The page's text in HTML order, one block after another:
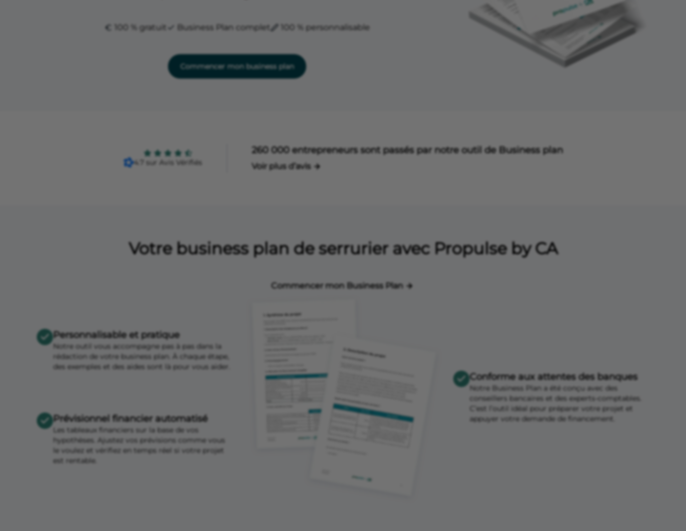
100 % gratuit Business Plan complet 100 % personnalisable
Commencer mon business plan
4.7 sur Avis Vérifiés
260 000 entrepreneurs sont passés par notre outil de Business plan
Voir plus d’avis
Votre business plan de serrurier avec Propulse by CA
Commencer mon Business Plan
Personnalisable et pratique
Notre outil vous accompagne pas à pas dans la
rédaction de votre business plan. À chaque étape,
des exemples et des aides sont là pour vous aider.
Prévisionnel financier automatisé
Les tableaux financiers sur la base de vos
hypothèses. Ajustez vos prévisions comme vous
le voulez et vérifiez en temps réel si votre projet
est rentable.
Conforme aux attentes des banques
Notre Business Plan a été conçu avec des
conseillers bancaires et des experts-comptables.
C’est l’outil idéal pour préparer votre projet et
appuyer votre demande de financement.